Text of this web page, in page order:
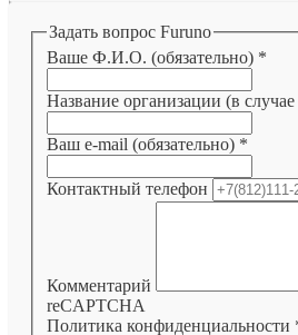
Задать вопрос Furuno
Ваше Ф.И.О. (обязательно) *
Название организации (в
Ваш e-mail (обязательно) *
Контактный телефон
Комментарий
reCAPTCHA
Политика конфиденциальности